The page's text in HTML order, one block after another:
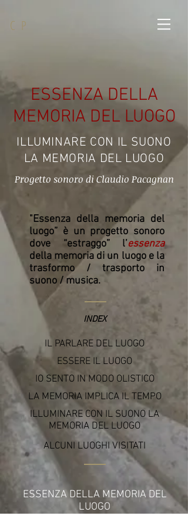
C P
ESSENZA DELLA
MEMORIA DEL LUOGO
ILLUMINARE CON IL SUONO
LA MEMORIA DEL LUOGO
Progetto sonoro di Claudio Pacagnan
"Essenza della memoria del
luogo” è un progetto sonoro
dove “estraggo” l’essenza
della memoria di un luogo e la
trasformo / trasporto in
suono / musica.
INDEX
IL PARLARE DEL LUOGO
ESSERE IL LUOGO
IO SENTO IN MODO OLISTICO
LA MEMORIA IMPLICA IL TEMPO
ILLUMINARE CON IL SUONO LA
MEMORIA DEL LUOGO
ALCUNI LUOGHI VISITATI
ESSENZA DELLA MEMORIA DEL
LUOGO